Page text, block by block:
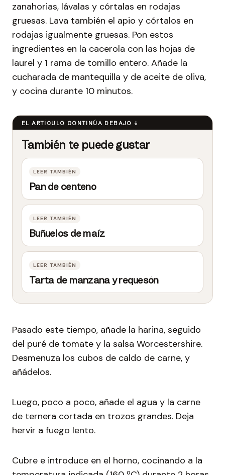
zanahorias, lávalas y córtalas en rodajas
gruesas. Lava también el apio y córtalos en
rodajas igualmente gruesas. Pon estos
ingredientes en la cacerola con las hojas de
laurel y 1 rama de tomillo entero. Añade la
cucharada de mantequilla y de aceite de oliva,
y cocina durante 10 minutos.
Pan de centeno
Buñuelos de maíz
Tarta de manzana y requesón
Pasado este tiempo, añade la harina, seguido
del puré de tomate y la salsa Worcestershire.
Desmenuza los cubos de caldo de carne, y
añádelos.
Luego, poco a poco, añade el agua y la carne
de ternera cortada en trozos grandes. Deja
hervir a fuego lento.
Cubre e introduce en el horno, cocinando a la